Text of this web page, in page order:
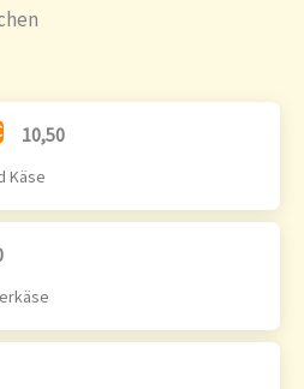
10,50
Käse